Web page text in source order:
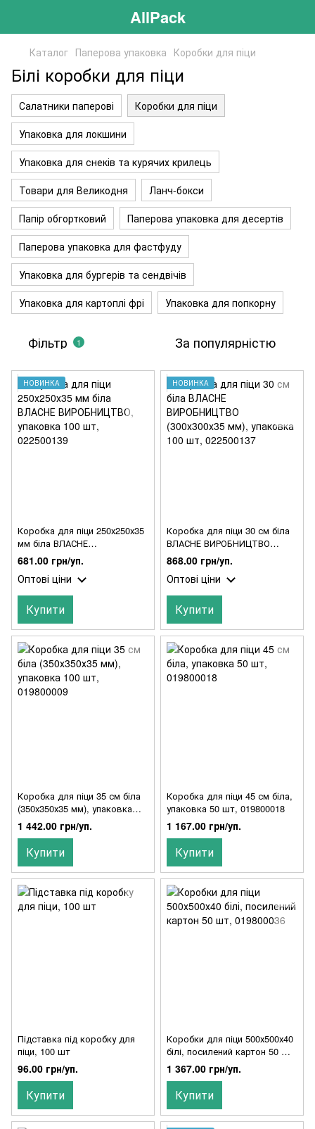
AllPack
Каталог Паперова упаковка Коробки для піци
Білі коробки для піци
Салатники паперові
Коробки для піци
Упаковка для локшини
Упаковка для снеків та курячих крилець
Товари для Великодня
Ланч-бокси
Папір обгортковий
Паперова упаковка для десертів
Паперова упаковка для фастфуду
Упаковка для бургерів та сендвічів
Упаковка для картоплі фрі
Упаковка для попкорну
Фільтр 1 За популярністю
НОВИНКА
Коробка для піци 250х250х35
мм біла ВЛАСНЕ
ВИРОБНИЦТВО, упаковка 100
шт, 022500139
681.00 грн/уп.
Оптові ціни
Купити
НОВИНКА
Коробка для піци 30 см біла
ВЛАСНЕ ВИРОБНИЦТВО
(300х300х35 мм), упаковка
100 шт, 022500137
868.00 грн/уп.
Оптові ціни
Купити
Коробка для піци 35 см біла
(350х350х35 мм), упаковка
100 шт, 019800009
1 442.00 грн/уп.
Купити
Коробка для піци 45 см біла,
упаковка 50 шт, 019800018
1 167.00 грн/уп.
Купити
Підставка під коробку для
піци, 100 шт
96.00 грн/уп.
Купити
Коробки для піци 500х500х40
білі, посилений картон 50 шт,
019800036
1 367.00 грн/уп.
Купити